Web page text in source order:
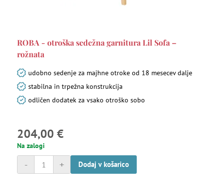
ROBA - otroška sedežna garnitura Lil Sofa –
rožnata
udobno sedenje za majhne otroke od 18 mesecev dalje
stabilna in trpežna konstrukcija
odličen dodatek za vsako otroško sobo
204,00 €
Na zalogi
+
- Dodaj v košarico